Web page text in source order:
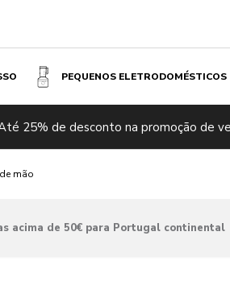
PEQUENOS ELETRODOMÉSTICOS
25% de desconto na promoção de
mão
acima de 50€ para Portugal continental